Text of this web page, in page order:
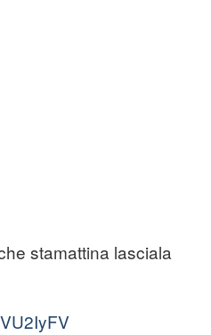
stamattina lasciala